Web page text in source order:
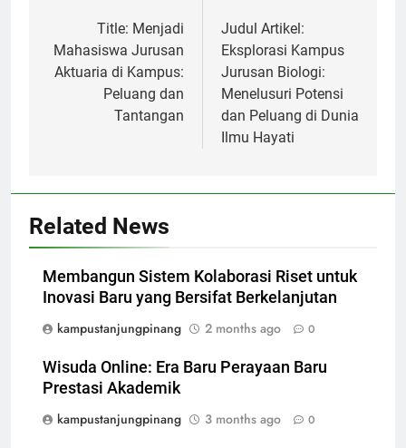
navigation
Title: Menjadi
Mahasiswa Jurusan
Aktuaria di Kampus:
Peluang dan
Tantangan
Judul Artikel:
Eksplorasi Kampus
Jurusan Biologi:
Menelusuri Potensi
dan Peluang di Dunia
Ilmu Hayati
Related News
Membangun Sistem Kolaborasi Riset untuk
Inovasi Baru yang Bersifat Berkelanjutan
kampustanjungpinang
2 months ago 0
Wisuda Online: Era Baru Perayaan Baru
Prestasi Akademik
kampustanjungpinang
3 months ago 0